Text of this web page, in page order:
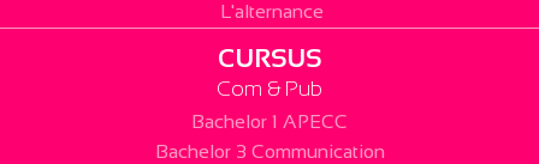
L'alternance
CURSUS
Com & Pub
Bachelor 1 APECC
Bachelor 3 Communication